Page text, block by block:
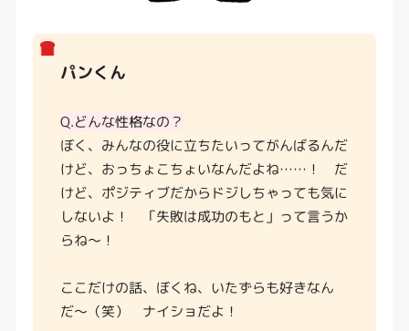
パンくん
Q.どんな性格なの？
ぼく、みんなの役に立ちたいってがんばるんだ
けど、おっちょこちょいなんだよね……！ だ
けど、ポジティブだからドジしちゃっても気に
しないよ！ 「失敗は成功のもと」って言うか
らね〜！
ここだけの話、ぼくね、いたずらも好きなん
だ〜（笑） ナイショだよ！